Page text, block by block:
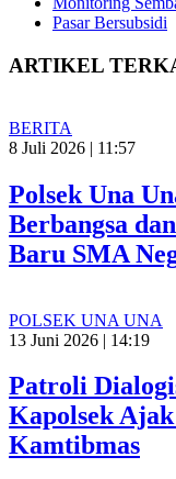
Pasar Bersubsidi
ARTIKEL
BERITA
8 Juli 2026 | 11:57
Polsek Una
Berbangsa
Baru SMA
POLSEK UNA UNA
13 Juni 2026 | 14:19
Patroli
Kapolsek
Kamtibmas